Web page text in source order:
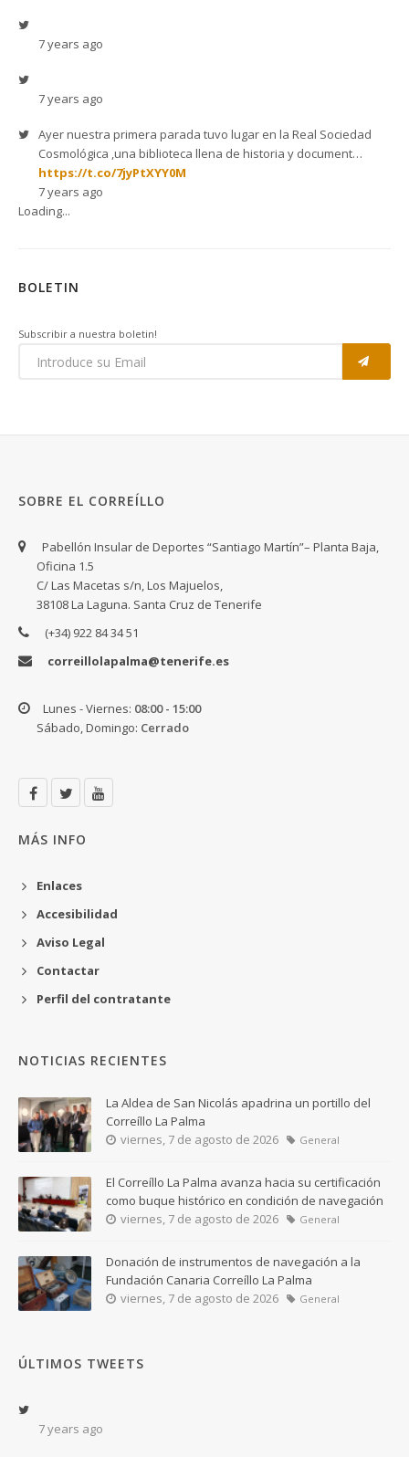
7 years ago
7 years ago
Ayer nuestra primera parada tuvo lugar en la Real Sociedad
Cosmológica ,una biblioteca llena de historia y document…
https://t.co/7jyPtXYY0M
7 years ago
Loading...
BOLETIN
Subscribir a nuestra boletin!
SOBRE EL CORREÍLLO
Pabellón Insular de Deportes “Santiago Martín”– Planta Baja,
Oficina 1.5
C/ Las Macetas s/n, Los Majuelos,
38108 La Laguna. Santa Cruz de Tenerife
(+34) 922 84 34 51
correillolapalma@tenerife.es
Lunes - Viernes: 08:00 - 15:00
Sábado, Domingo: Cerrado
MÁS INFO
Enlaces
Accesibilidad
Aviso Legal
Contactar
Perfil del contratante
NOTICIAS RECIENTES
La Aldea de San Nicolás apadrina un portillo del
Correíllo La Palma
viernes, 7 de agosto de 2026
General
El Correíllo La Palma avanza hacia su certificación
como buque histórico en condición de navegación
viernes, 7 de agosto de 2026
General
Donación de instrumentos de navegación a la
Fundación Canaria Correíllo La Palma
viernes, 7 de agosto de 2026
General
ÚLTIMOS TWEETS
7 years ago